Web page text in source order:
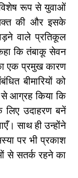
रूप से युवाओं
की और इसके
वाले प्रतिकूल
कि तंबाकू सेवन
एक प्रमुख कारण
बीमारियों को
से आग्रह किया कि
उदाहरण बनें
साथ ही उन्होंने
पर भी प्रकाश
से सतर्क रहने का